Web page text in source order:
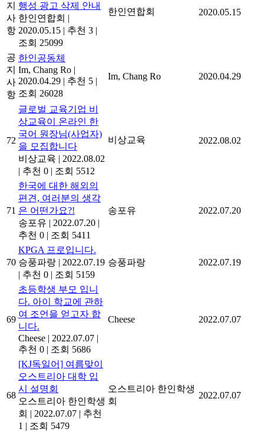
지
사
항
행성 광고 삭제 안내
한인연합회 |
2020.05.15 | 추천 3 |
조회 25099
한인연합회 2020.05.15
공
지
사
항
한인공동체
Im, Chang Ro |
2020.04.29 | 추천 5 |
조회 26028
Im, Chang Ro 2020.04.29
72
글로벌 교육기업 비
상교육이 온라인 한
국어 원장님(사업자)
을 모집합니다
비상교육 | 2022.08.02
| 추천 0 | 조회 5512
비상교육 2022.08.02
71
한국에 대한 해외의
편견, 여러분의 생각
은 어떤가요?!
송포유 | 2022.07.20 |
추천 0 | 조회 5411
송포유 2022.07.20
70
KPGA 프로입니다.
승풍파랑 | 2022.07.19
| 추천 0 | 조회 5159
승풍파랑 2022.07.19
69
초등학생 부모 입니
다. 아이 학교에 관하
여 조언을 얻고자 합
니다.
Cheese | 2022.07.07 |
추천 0 | 조회 5686
Cheese 2022.07.07
68
[KJ독일어] 여름맞이
오스트리아 대학 입
시 설명회
오스트리아 한인학생
회 | 2022.07.07 | 추천
1 | 조회 5479
오스트리아 한인학생
회
2022.07.07